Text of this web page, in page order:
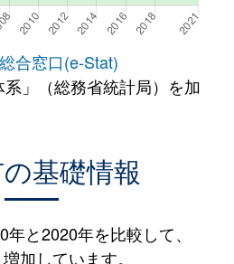
合窓口(e-Stat)
系」（総務省統計局）を加
基礎情報
と2020年を比較して、
加しています。